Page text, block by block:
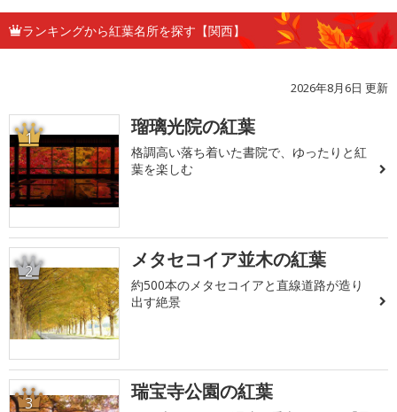
ランキングから紅葉名所を探す【関西】
2026年8月6日 更新
1 瑠璃光院の紅葉
格調高い落ち着いた書院で、ゆったりと紅
葉を楽しむ
2 メタセコイア並木の紅葉
約500本のメタセコイアと直線道路が造り
出す絶景
3 瑞宝寺公園の紅葉